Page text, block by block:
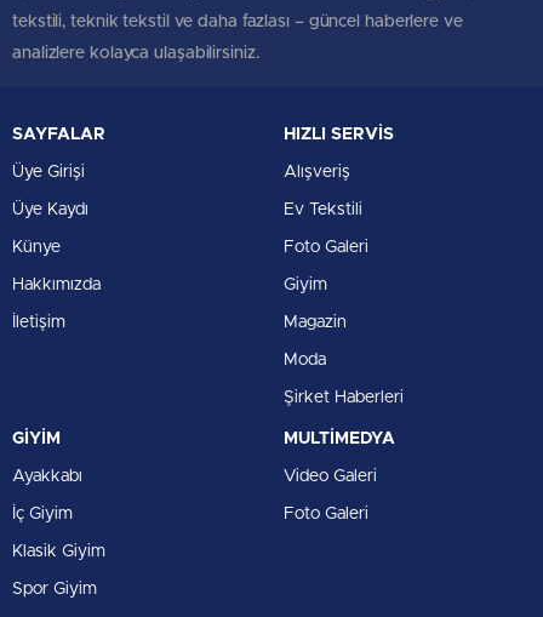
tekstili, teknik tekstil ve daha fazlası – güncel haberlere ve
analizlere kolayca ulaşabilirsiniz.
SAYFALAR
Üye Girişi
Üye Kaydı
Künye
Hakkımızda
İletişim
HIZLI SERVİS
Alışveriş
Ev Tekstili
Foto Galeri
Giyim
Magazin
Moda
Şirket Haberleri
GİYİM
Ayakkabı
İç Giyim
Klasik Giyim
Spor Giyim
MULTİMEDYA
Video Galeri
Foto Galeri